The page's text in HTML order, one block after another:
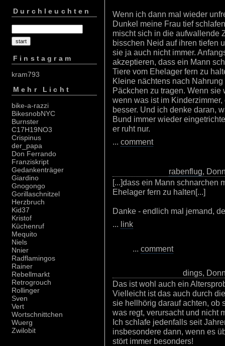
Durchleuchten
Finstagram
kram793
Mehr Licht
bike-a-razzi
BikesnobNYC
Burnster
C17H19NO3
Crispinus
der_papa
Don Ferrando
Franziskript
Gedankenträger
Giardino
Gnogongo
Gorillaschnitzel
Herzbruch
Kid37
Kristof
Küchenruf
Mequito
Niels
Nnier
Radflamingos
Rainer
Rebellmarkt
Retrogrouch
Rollinger
Sven
Vert
Wortschnittchen
Wuerg
Zwilobit
Wenn ich dann mal wieder
Dunkel meine Frau tief
mischt sich in die aufwallende
bisschen Neid auf ihren tiefen
sie ja auch nicht immer.
akzeptieren, dass ein Mann
Tiere vom Ehelager fern zu
Kleine nächtens nach
Päckchen zu tragen. Wenn
wenn was ist im
besser. Und ich denke daran,
Bund immer wieder
er ruht nur.
... comment
rabenflug,
[...]dass ein Mann schnarchen
Ehelager fern zu halten[...]
Danke - endlich mal jemand,
... link
... comment
dings,
Das ist wohl auch ein
Vielleicht ist das auch durch
sie hellhörig darauf achten, ob
was regt, verursacht und nicht
Ich schlafe jedenfalls seit
insbesondere dann, wenn es
stört immer besonders!